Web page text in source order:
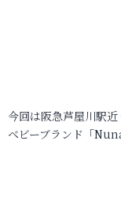
今回は阪急芦屋川駅
ベビーブランド「